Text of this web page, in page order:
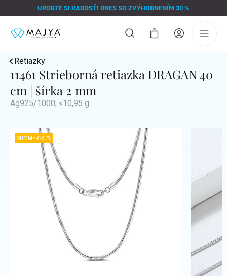
na
UROBTE SI RADOSŤ! DNES SO ZVÝHODNENÍM 30 %
Nákupný
Retiazky
11461 Strieborná retiazka DRAGAN 40
cm | šírka 2 mm
Ag925/1000; ≤10,95 g
SUMMER -30%